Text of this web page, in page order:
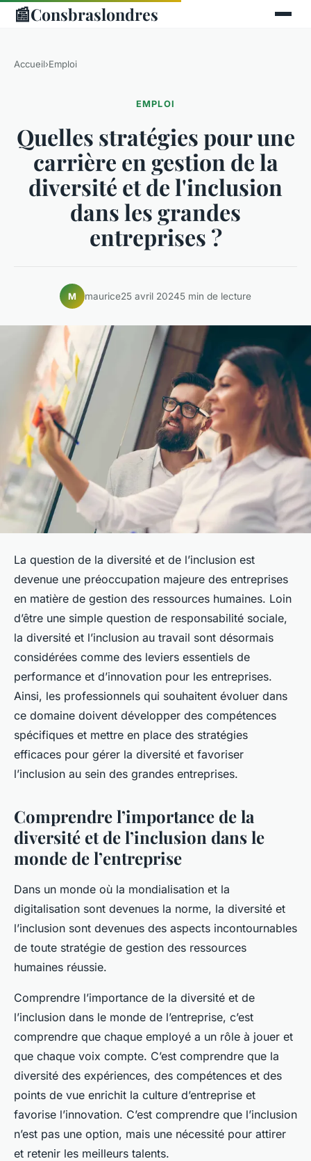
📰Consbraslondres
Accueil›Emploi
EMPLOI
Quelles stratégies pour une
carrière en gestion de la
diversité et de l'inclusion
dans les grandes
entreprises ?
M maurice25 avril 20245 min de lecture
La question de la diversité et de l’inclusion est
devenue une préoccupation majeure des entreprises
en matière de gestion des ressources humaines. Loin
d’être une simple question de responsabilité sociale,
la diversité et l’inclusion au travail sont désormais
considérées comme des leviers essentiels de
performance et d’innovation pour les entreprises.
Ainsi, les professionnels qui souhaitent évoluer dans
ce domaine doivent développer des compétences
spécifiques et mettre en place des stratégies
efficaces pour gérer la diversité et favoriser
l’inclusion au sein des grandes entreprises.
Comprendre l’importance de la
diversité et de l’inclusion dans le
monde de l’entreprise
Dans un monde où la mondialisation et la
digitalisation sont devenues la norme, la diversité et
l’inclusion sont devenues des aspects incontournables
de toute stratégie de gestion des ressources
humaines réussie.
Comprendre l’importance de la diversité et de
l’inclusion dans le monde de l’entreprise, c’est
comprendre que chaque employé a un rôle à jouer et
que chaque voix compte. C’est comprendre que la
diversité des expériences, des compétences et des
points de vue enrichit la culture d’entreprise et
favorise l’innovation. C’est comprendre que l’inclusion
n’est pas une option, mais une nécessité pour attirer
et retenir les meilleurs talents.